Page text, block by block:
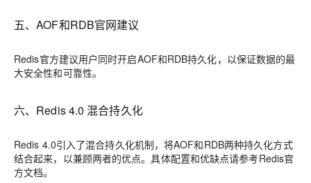
五、AOF和RDB官网建议
Redis官方建议用户同时开启AOF和RDB持久化，以保证数据的最
大安全性和可靠性。
六、Redis 4.0 混合持久化
Redis 4.0引入了混合持久化机制，将AOF和RDB两种持久化方式
结合起来，以兼顾两者的优点。具体配置和优缺点请参考Redis官
方文档。